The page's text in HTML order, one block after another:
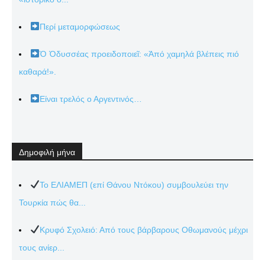
Περί μεταμορφώσεως
Ὁ Ὀδυσσέας προειδοποιεῖ: «Ἀπό χαμηλά βλέπεις πιό
καθαρά!».
Είναι τρελός ο Αργεντινός…
Δημοφιλή μήνα
Το ΕΛΙΑΜΕΠ (επί Θάνου Ντόκου) συμβουλεύει την
Τουρκία πώς θα...
Κρυφό Σχολειό: Από τους βάρβαρους Οθωμανούς μέχρι
τους ανίερ...